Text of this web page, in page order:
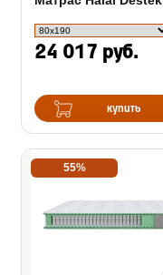
24 017 руб.
купить
55%